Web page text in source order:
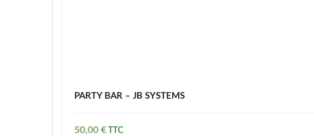
PARTY BAR – JB SYSTEMS
50,00 €